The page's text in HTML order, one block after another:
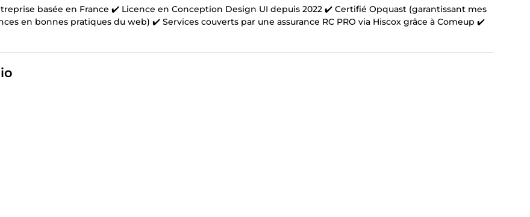
basée en France ✔️ Licence en Conception Design UI depuis 2022 ✔️ Certifié Opquast (garantissant mes
en bonnes pratiques du web) ✔️ Services couverts par une assurance RC PRO via Hiscox grâce à Comeup ✔️
discuter de votre projet ou de vos idées ? N’hésitez pas à me contacter, je serai ravi d’échanger avec vous.